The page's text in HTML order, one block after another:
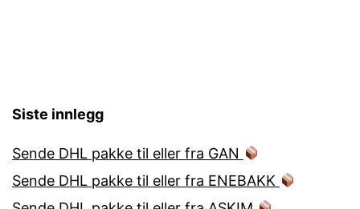
Siste innlegg
Sende DHL pakke til eller fra GAN
Sende DHL pakke til eller fra ENEBAKK